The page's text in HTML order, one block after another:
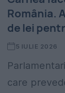
România.
de lei
5 IULIE 2026
care